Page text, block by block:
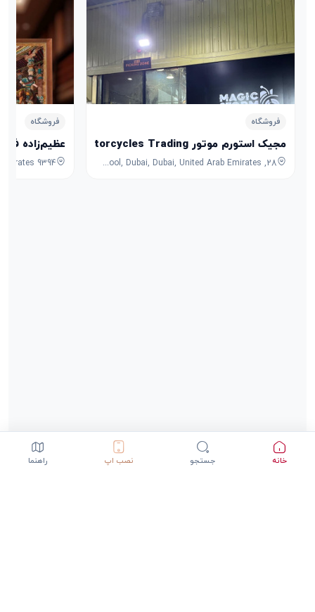
فروشگاه
مجیک استورم موتور Magic Storm Motorcycles Trading
28, 7B Street, Umm Ramool, Dubai, Dubai, United Arab Emirates
فروشگاه
عظیم‌زاده
خانه جستجو نصب اپ راهنما